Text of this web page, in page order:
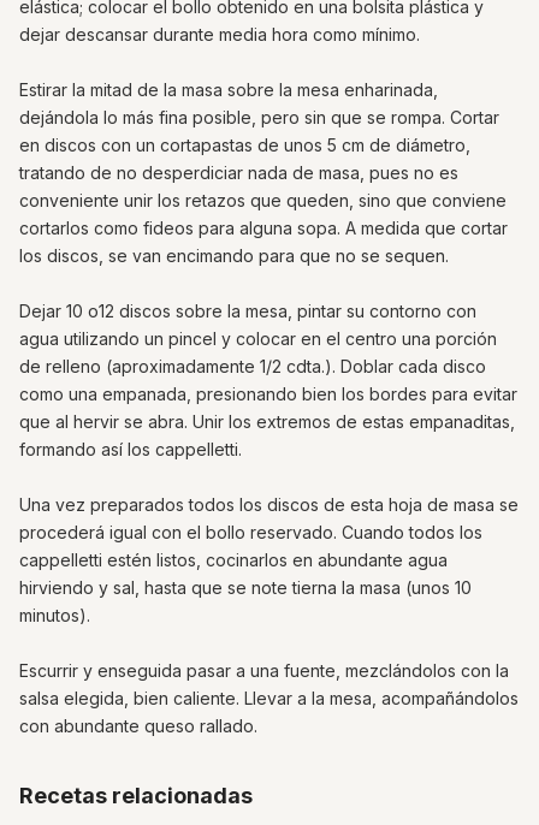
elástica; colocar el bollo obtenido en una bolsita plástica y
dejar descansar durante media hora como mínimo.
Estirar la mitad de la masa sobre la mesa enharinada,
dejándola lo más fina posible, pero sin que se rompa. Cortar
en discos con un cortapastas de unos 5 cm de diámetro,
tratando de no desperdiciar nada de masa, pues no es
conveniente unir los retazos que queden, sino que conviene
cortarlos como fideos para alguna sopa. A medida que cortar
los discos, se van encimando para que no se sequen.
Dejar 10 o12 discos sobre la mesa, pintar su contorno con
agua utilizando un pincel y colocar en el centro una porción
de relleno (aproximadamente 1/2 cdta.). Doblar cada disco
como una empanada, presionando bien los bordes para evitar
que al hervir se abra. Unir los extremos de estas empanaditas,
formando así los cappelletti.
Una vez preparados todos los discos de esta hoja de masa se
procederá igual con el bollo reservado. Cuando todos los
cappelletti estén listos, cocinarlos en abundante agua
hirviendo y sal, hasta que se note tierna la masa (unos 10
minutos).
Escurrir y enseguida pasar a una fuente, mezclándolos con la
salsa elegida, bien caliente. Llevar a la mesa, acompañándolos
con abundante queso rallado.
Recetas relacionadas